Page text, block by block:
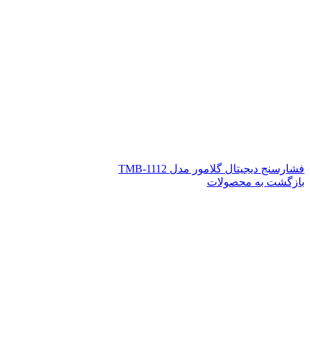
فشارسنج دیجیتال گلامور مدل TMB-1112
بازگشت به محصولات